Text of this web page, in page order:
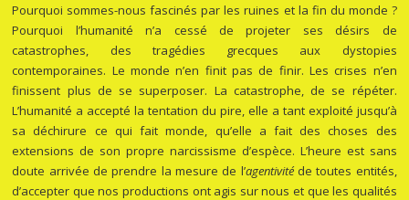
Pourquoi sommes-nous fascinés par les ruines et la fin du monde ?
Pourquoi l’humanité n’a cessé de projeter ses désirs de
catastrophes, des tragédies grecques aux dystopies
contemporaines. Le monde n’en finit pas de finir. Les crises n’en
finissent plus de se superposer. La catastrophe, de se répéter.
L’humanité a accepté la tentation du pire, elle a tant exploité jusqu’à
sa déchirure ce qui fait monde, qu’elle a fait des choses des
extensions de son propre narcissisme d’espèce. L’heure est sans
doute arrivée de prendre la mesure de l’agentivité de toutes entités,
d’accepter que nos productions ont agis sur nous et que les qualités